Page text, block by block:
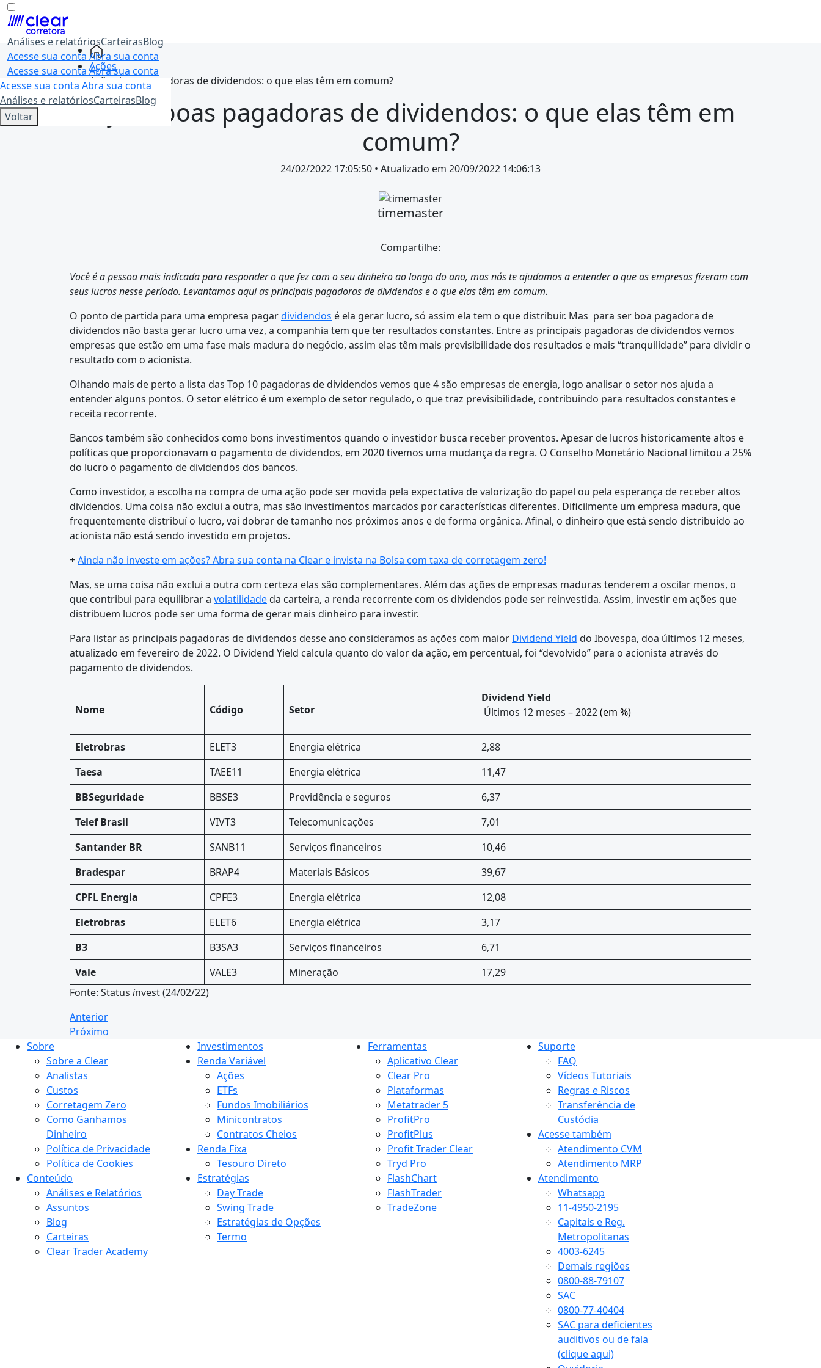
Skip
to
content
Análises e relatóriosCarteirasBlog
Acesse sua conta Abra sua conta
Acesse sua conta Abra sua conta
Acesse sua conta Abra sua conta
Análises e relatóriosCarteirasBlog
Voltar
Ações
Ações boas pagadoras de dividendos: o que elas têm em comum?
Ações boas pagadoras de dividendos: o que elas têm em
comum?
24/02/2022 17:05:50 • Atualizado em 20/09/2022 14:06:13
timemaster
Compartilhe:
Você é a pessoa mais indicada para responder o que fez com o seu dinheiro ao longo do ano, mas nós te ajudamos a entender o que as empresas fizeram com
seus lucros nesse período. Levantamos aqui as principais pagadoras de dividendos e o que elas têm em comum.
O ponto de partida para uma empresa pagardividendos é ela gerar lucro, só assim ela tem o que distribuir. Mas para ser boa pagadora de
dividendos não basta gerar lucro uma vez, a companhia tem que ter resultados constantes. Entre as principais pagadoras de dividendos vemos
empresas que estão em uma fase mais madura do negócio, assim elas têm mais previsibilidade dos resultados e mais “tranquilidade” para dividir o
resultado com o acionista.
Olhando mais de perto a lista das Top 10 pagadoras de dividendos vemos que 4 são empresas de energia, logo analisar o setor nos ajuda a
entender alguns pontos. O setor elétrico é um exemplo de setor regulado, o que traz previsibilidade, contribuindo para resultados constantes e
receita recorrente.
Bancos também são conhecidos como bons investimentos quando o investidor busca receber proventos. Apesar de lucros historicamente altos e
políticas que proporcionavam o pagamento de dividendos, em 2020 tivemos uma mudança da regra. O Conselho Monetário Nacional limitou a 25%
do lucro o pagamento de dividendos dos bancos.
Como investidor, a escolha na compra de uma ação pode ser movida pela expectativa de valorização do papel ou pela esperança de receber altos
dividendos. Uma coisa não exclui a outra, mas são investimentos marcados por características diferentes. Dificilmente um empresa madura, que
frequentemente distribuí o lucro, vai dobrar de tamanho nos próximos anos e de forma orgânica. Afinal, o dinheiro que está sendo distribuído ao
acionista não está sendo investido em projetos.
+Ainda não investe em ações? Abra sua conta na Clear e invista na Bolsa com taxa de corretagem zero!
Mas, se uma coisa não exclui a outra com certeza elas são complementares. Além das ações de empresas maduras tenderem a oscilar menos, o
que contribui para equilibrar a volatilidadeda carteira, a renda recorrente com os dividendos pode ser reinvestida. Assim, investir em ações que
distribuem lucros pode ser uma forma de gerar mais dinheiro para investir.
Para listar as principais pagadoras de dividendos desse ano consideramos as ações com maior Dividend Yield do Ibovespa, doa últimos 12 meses,
atualizado em fevereiro de 2022. O Dividend Yield calcula quanto do valor da ação, em percentual, foi “devolvido” para o acionista através do
pagamento de dividendos.
Nome Código Setor
Dividend Yield
Últimos 12 meses – 2022(em %)
Eletrobras ELET3 Energia elétrica
2,88
Taesa
TAEE11 Energia elétrica
11,47
BBSeguridade
BBSE3 Previdência e seguros
6,37
TelefBrasil VIVT3 Telecomunicações
7,01
Santander BR
SANB11 Serviços financeiros
10,46
Bradespar
BRAP4 Materiais Básicos
39,67
CPFL Energia
CPFE3 Energia elétrica
12,08
Eletrobras
ELET6 Energia elétrica
3,17
B3
B3SA3 Serviços financeiros
6,71
Vale
VALE3 Mineração
17,29
Fonte: Status invest (24/02/22)
Anterior
Próximo
Sobre
Sobre a Clear
Analistas
Custos
Corretagem Zero
Como Ganhamos
Dinheiro
Política de Privacidade
Política de Cookies
Conteúdo
Análises e Relatórios
Assuntos
Blog
Carteiras
Clear Trader Academy
Investimentos
Renda Variável
Ações
ETFs
Fundos Imobiliários
Minicontratos
Contratos Cheios
Renda Fixa
Tesouro Direto
Estratégias
Day Trade
Swing Trade
Estratégias de Opções
Termo
Ferramentas
Aplicativo Clear
Clear Pro
Plataformas
Metatrader 5
ProfitPro
ProfitPlus
Profit Trader Clear
Tryd Pro
FlashChart
FlashTrader
TradeZone
Suporte
FAQ
Vídeos Tutoriais
Regras e Riscos
Transferência de
Custódia
Acesse também
Atendimento CVM
Atendimento MRP
Atendimento
Whatsapp
11-4950-2195
Capitais e Reg.
Metropolitanas
4003-6245
Demais regiões
0800-88-79107
SAC
0800-77-40404
SAC para deficientes
auditivos ou de fala
(clique aqui)